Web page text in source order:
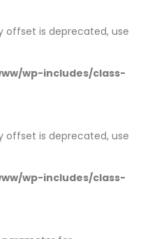
offset is deprecated, use
wp-includes/class-
offset is deprecated, use
wp-includes/class-